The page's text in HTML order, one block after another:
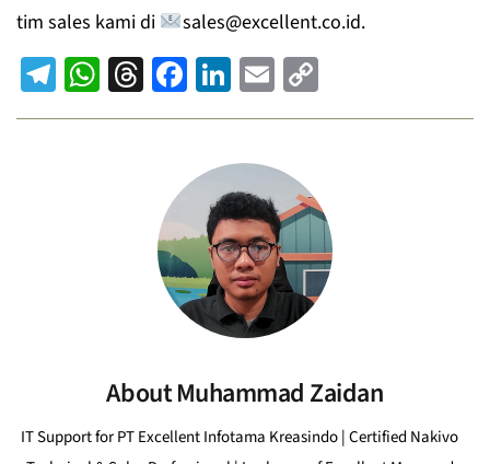
tim sales kami di
sales@excellent.co.id.
Telegram
WhatsApp
Threads
Facebook
LinkedIn
Email
Link
AboutMuhammad Zaidan
IT Support for PT Excellent Infotama Kreasindo | Certified Nakivo